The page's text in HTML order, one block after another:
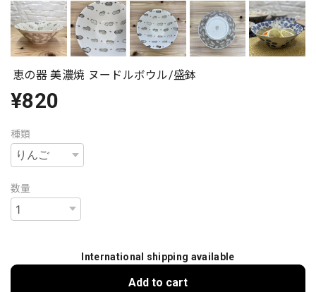
恵の器 美濃焼 ヌードルボウル/盛鉢
¥820
種類
数量
International shipping available
Add to cart